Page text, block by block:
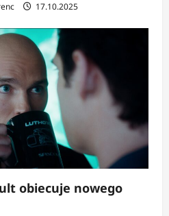
17.10.2025
obiecuje nowego